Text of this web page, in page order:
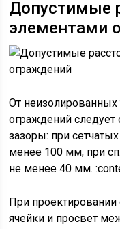
Допустимые
элементами
От
ограждений следует
зазоры: при
менее 100 мм; при
не менее 40 мм.
При
ячейки и просвет